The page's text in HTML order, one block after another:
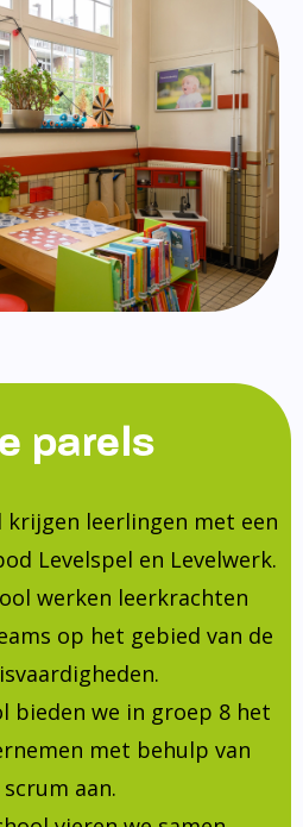
parels
krijgen leerlingen met een
Levelspel en Levelwerk.
werken leerkrachten
op het gebied van de
bieden we in groep 8 het
met behulp van
scrum aan.